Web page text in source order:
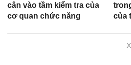
cân vào tầm kiểm tra của
cơ quan chức năng
của